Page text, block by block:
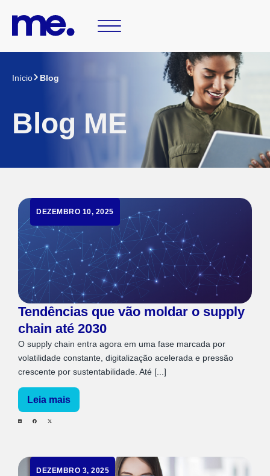
Início Blog
Blog ME
DEZEMBRO 10, 2025
Tendências que vão moldar o supply
chain até 2030
O supply chain entra agora em uma fase marcada por
volatilidade constante, digitalização acelerada e pressão
crescente por sustentabilidade. Até [...]
Leia mais
DEZEMBRO 3, 2025